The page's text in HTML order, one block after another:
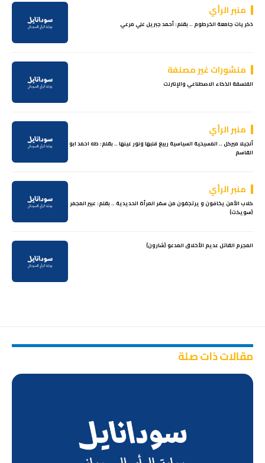
منبر الرأي
ذكريات جامعة الخرطوم .. بقلم: أحمد جبريل علي مرعي
منشورات غير مصنفة
الفلسفة الذكاء الاصطناعي والإنترنت
منبر الرأي
أنجيلا ميركل .. المسيحية السياسية ربيع قلبها ونور عينها .. بقلم: طه احمد ابو
القاسم
منبر الرأي
كلاب الأمن يخافون و يرتجفون من سفر المرأة الحديدية .. بقلم: عبير المجمر
(سويكت)
المجرم القاتل عديم الأخلاق المدعو (شارون)
مقالات ذات صلة